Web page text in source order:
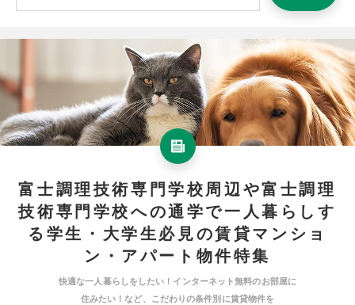
富士調理技術専門学校周辺や富士調理
技術専門学校への通学で一人暮らしす
る学生・大学生必見の賃貸マンショ
ン・アパート物件特集
快適な一人暮らしをしたい！インターネット無料のお部屋に
住みたい！など、こだわりの条件別に賃貸物件を